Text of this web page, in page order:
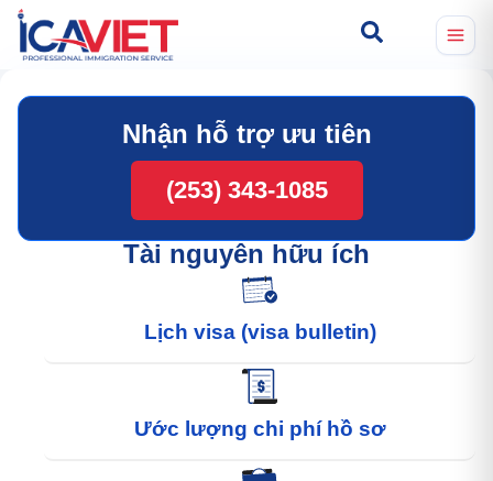
Nhận hỗ trợ ưu tiên
(253) 343-1085
Tài nguyên hữu ích
Lịch visa (visa bulletin)
Ước lượng chi phí hồ sơ